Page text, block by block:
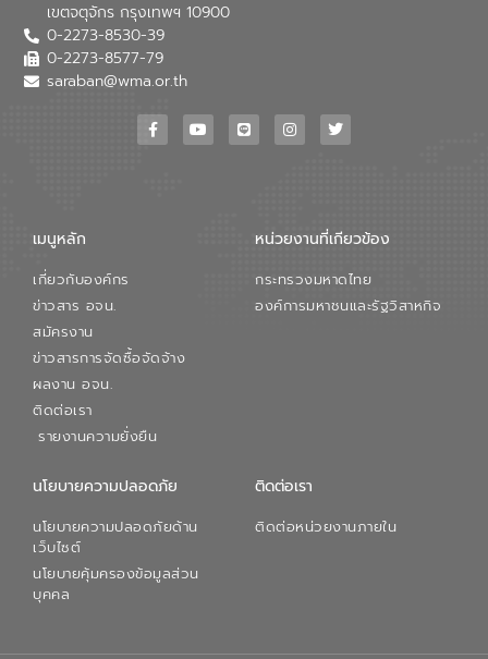
การองค์การจัดการน้ำเสีย กล่าวถึงภารกิจ
เพื่อสนับสนุนการพัฒนาเมืองอย่างยั่งยืน
ขณะที่ นายบดินทร์ อุดล กรรมการผู้อำนวย
สมดุลทางเศรษฐกิจและสิ่งแวดล้อมได้อย่าง
ภาคเอกชนในครั้งนี้ นับเป็นก้าวสำคัญของ
องค์การจัดการน้ำเสีย (อจน.) ในการร่วมวาง
เขตจตุจักร กรุงเทพฯ 10900
0-2273-8530-39
0-2273-8577-79
saraban@wma.or.th
เมนูหลัก
เกี่ยวกับองค์กร
ข่าวสาร อจน.
สมัครงาน
ข่าวสารการจัดซื้อจัดจ้าง
ผลงาน อจน.
ติดต่อเรา
รายงานความยั่งยืน
หน่วยงานที่เกียวข้อง
กระทรวงมหาดไทย
องค์การมหาชนและรัฐวิสาหกิจ
นโยบายความปลอดภัย
นโยบายความปลอดภัยด้าน
เว็บไซต์
นโยบายคุ้มครองข้อมูลส่วน
บุคคล
ติดต่อเรา
ติดต่อหน่วยงานภายใน